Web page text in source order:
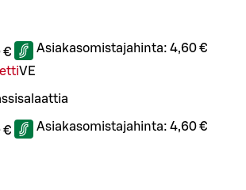
€ Asiakasomistajahinta: 4,60 €
VE
€ Asiakasomistajahinta: 4,60 €